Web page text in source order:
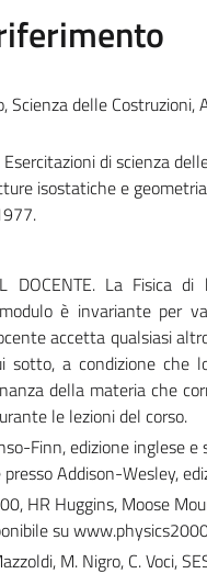
Scienza delle Costruzioni,
Esercitazioni di scienza
isostatiche e
DOCENTE. La Fisica
è invariante per
accetta qualsiasi
sotto, a condizione che
della materia che
le lezioni del corso.
Finn, edizione inglese e
Addison-Wesley,
HR Huggins, Moose
su
M. Nigro, C. Voci,